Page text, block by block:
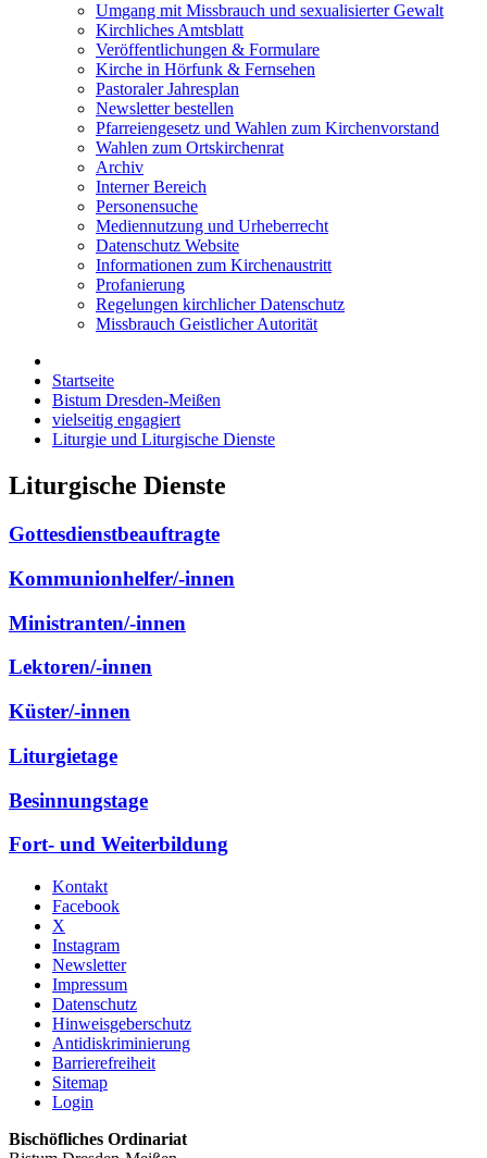
Umgang mit Missbrauch und sexualisierter Gewalt
Kirchliches Amtsblatt
Veröffentlichungen & Formulare
Kirche in Hörfunk & Fernsehen
Pastoraler Jahresplan
Newsletter bestellen
Pfarreiengesetz und Wahlen zum Kirchenvorstand
Wahlen zum Ortskirchenrat
Archiv
Interner Bereich
Personensuche
Mediennutzung und Urheberrecht
Datenschutz Website
Informationen zum Kirchenaustritt
Profanierung
Regelungen kirchlicher Datenschutz
Missbrauch Geistlicher Autorität
Startseite
Bistum Dresden-Meißen
vielseitig engagiert
Liturgie und Liturgische Dienste
Liturgische Dienste
Gottesdienstbeauftragte
Kommunionhelfer/-innen
Ministranten/-innen
Lektoren/-innen
Küster/-innen
Liturgietage
Besinnungstage
Fort- und Weiterbildung
Kontakt
Facebook
X
Instagram
Newsletter
Impressum
Datenschutz
Hinweisgeberschutz
Antidiskriminierung
Barrierefreiheit
Sitemap
Login
Bischöfliches Ordinariat